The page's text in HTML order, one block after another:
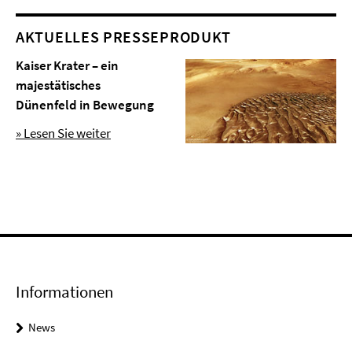
AKTUELLES PRESSEPRODUKT
Kaiser Krater – ein
majestätisches
Dünenfeld in Bewegung
» Lesen Sie weiter
Informationen
News